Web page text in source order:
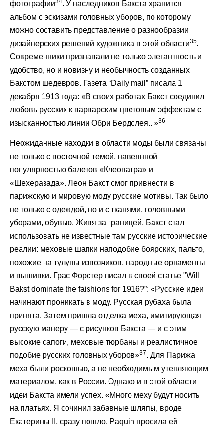
фотографии
. У наследников Бакста хранится
альбом с эскизами головных уборов, по которому
можно составить представление о разнообразии
дизайнерских решений художника в этой области35.
Современники признавали не только элегантность и
удобство, но и новизну и необычность созданных
Бакстом шедевров. Газета “Daily mail” писала 1
декабря 1913 года: «В своих работах Бакст соединил
любовь русских к варварским цветовым эффектам с
изысканностью линии Обри Бердслея...»36
Неожиданные находки в области моды были связаны
не только с восточной темой, навеянной
популярностью балетов «Клеопатра» и
«Шехеразада». Леон Бакст смог привнести в
парижскую и мировую моду русские мотивы. Так было
не только с одеждой, но и с тканями, головными
уборами, обувью. Живя за границей, Бакст стал
использовать не известные там русские исторические
реалии: меховые шапки наподобие боярских, пальто,
похожие на тулупы извозчиков, народные орнаменты
и вышивки. Грас Форстер писал в своей статье "Will
Bakst dominate the faishions for 1916?”: «Русские идеи
начинают проникать в моду. Русская рубаха была
принята. Затем пришла отделка меха, имитирующая
русскую манеру — с рисунков Бакста — и с этим
высокие сапоги, меховые тюрбаны и реалистичное
подобие русских головных уборов»37. Для Парижа
меха были роскошью, а не необходимым утепляющим
материалом, как в России. Однако и в этой области
идеи Бакста имели успех. «Много меху будут носить
на платьях. Я сочинил забавные шляпы, вроде
Екатерины II, сразу пошло. Paquin просила ей